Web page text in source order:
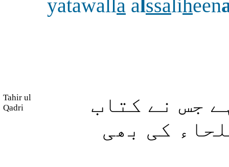
yatawalla alssaliheen
Tahir ul
Qadri
جس نے کتاب
کی بھی